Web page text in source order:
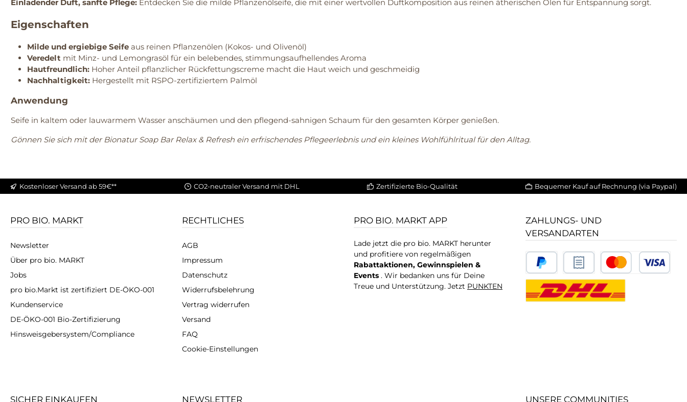
Einladender Duft, sanfte Pflege: Entdecken Sie die milde Pflanzenölseife, die mit einer wertvollen Duftkomposition aus reinen ätherischen Ölen für Entspannung sorgt.
Eigenschaften
Milde und ergiebige Seife aus reinen Pflanzenölen (Kokos- und Olivenöl)
Veredelt mit Minz- und Lemongrasöl für ein belebendes, stimmungsaufhellendes Aroma
Hautfreundlich: Hoher Anteil pflanzlicher Rückfettungscreme macht die Haut weich und geschmeidig
Nachhaltigkeit: Hergestellt mit RSPO-zertifiziertem Palmöl
Anwendung
Seife in kaltem oder lauwarmem Wasser anschäumen und den pflegend-sahnigen Schaum für den gesamten Körper genießen.
Gönnen Sie sich mit der Bionatur Soap Bar Relax & Refresh ein erfrischendes Pflegeerlebnis und ein kleines Wohlfühlritual für den Alltag.
Kostenloser Versand ab 59€** CO2-neutraler Versand mit DHL Zertifizierte Bio-Qualität Bequemer Kauf auf Rechnung (via Paypal)
PRO BIO. MARKT
Newsletter
Über pro bio. MARKT
Jobs
pro bio.Markt ist zertifiziert DE-ÖKO-001
Kundenservice
DE-ÖKO-001 Bio-Zertifizierung
Hinsweisgebersystem/Compliance
RECHTLICHES
AGB
Impressum
Datenschutz
Widerrufsbelehrung
Vertrag widerrufen
Versand
FAQ
Cookie-Einstellungen
PRO BIO. MARKT APP
Lade jetzt die pro bio. MARKT herunter
und profitiere von regelmäßigen
Rabattaktionen, Gewinnspielen &
Events . Wir bedanken uns für Deine
Treue und Unterstützung. Jetzt PUNKTEN
ZAHLUNGS- UND
VERSANDARTEN
SICHER EINKAUFEN NEWSLETTER UNSERE COMMUNITIES